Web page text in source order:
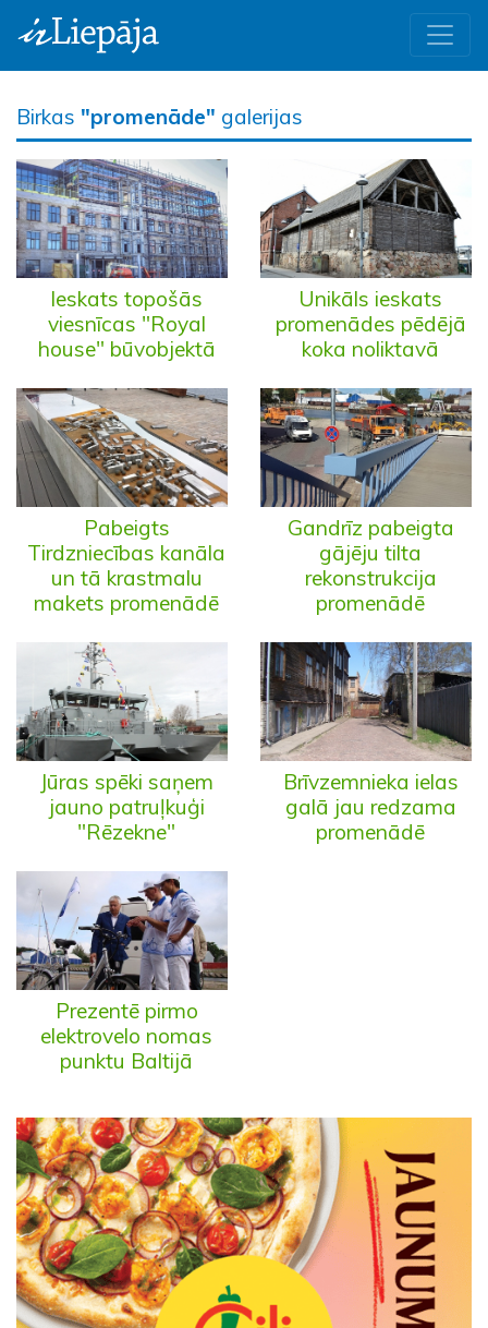
Birkas "promenāde" galerijas
Ieskats topošās
viesnīcas "Royal
house" būvobjektā
Unikāls ieskats
promenādes pēdējā
koka noliktavā
Pabeigts
Tirdzniecības kanāla
un tā krastmalu
makets promenādē
Gandrīz pabeigta
gājēju tilta
rekonstrukcija
promenādē
Jūras spēki saņem
jauno patruļkuģi
"Rēzekne"
Brīvzemnieka ielas
galā jau redzama
promenādē
Prezentē pirmo
elektrovelo nomas
punktu Baltijā